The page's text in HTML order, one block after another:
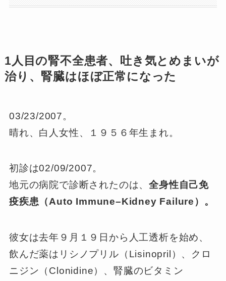
1人目の腎不全患者、吐き気とめまいが
治り、腎臓はほぼ正常になった
03/23/2007。
晴れ、白人女性、１９５６年生まれ。
初診は02/09/2007。
地元の病院で診断されたのは、全身性自己免
疫疾患（Auto Immune–Kidney Failure）。
彼女は去年９月１９日から人工透析を始め、
飲んだ薬はリシノプリル（Lisinopril）、クロ
ニジン（Clonidine）、腎臓のビタミン